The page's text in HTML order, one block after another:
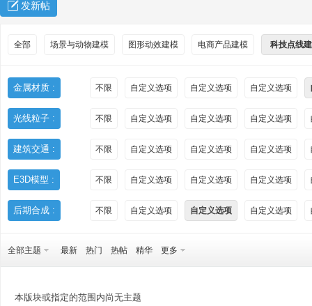
发新帖
全部 场景与动物建模 图形动效建模 电商产品建模 科技点线
金属材质 : 不限 自定义选项 自定义选项 自定义选项
光线粒子 : 不限 自定义选项 自定义选项 自定义选项
建筑交通 : 不限 自定义选项 自定义选项 自定义选项
E3D模型 : 不限 自定义选项 自定义选项 自定义选项
后期合成 : 不限 自定义选项 自定义选项 自定义选项
全部主题 最新 热门 热帖 精华 更多
本版块或指定的范围内尚无主题